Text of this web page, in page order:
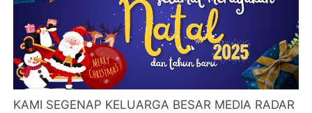
KAMI SEGENAP KELUARGA BESAR MEDIA RADAR